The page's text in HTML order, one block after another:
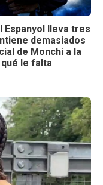
Espanyol lleva tres
demasiados
de Monchi a la
qué le falta